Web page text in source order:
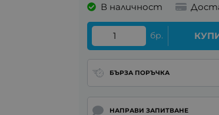
В наличност
бр.
БЪРЗА ПОРЪЧКА
НАПРАВИ ЗАПИТВАНЕ